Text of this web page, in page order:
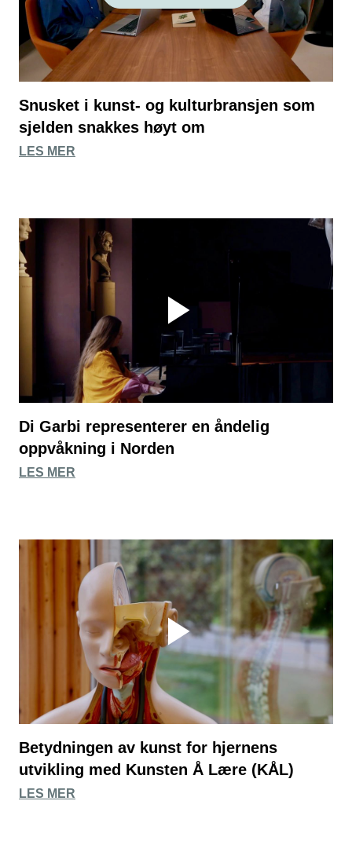
Snusket i kunst- og kulturbransjen som
sjelden snakkes høyt om
LES MER
Di Garbi representerer en åndelig
oppvåkning i Norden
LES MER
Betydningen av kunst for hjernens
utvikling med Kunsten Å Lære (KÅL)
LES MER